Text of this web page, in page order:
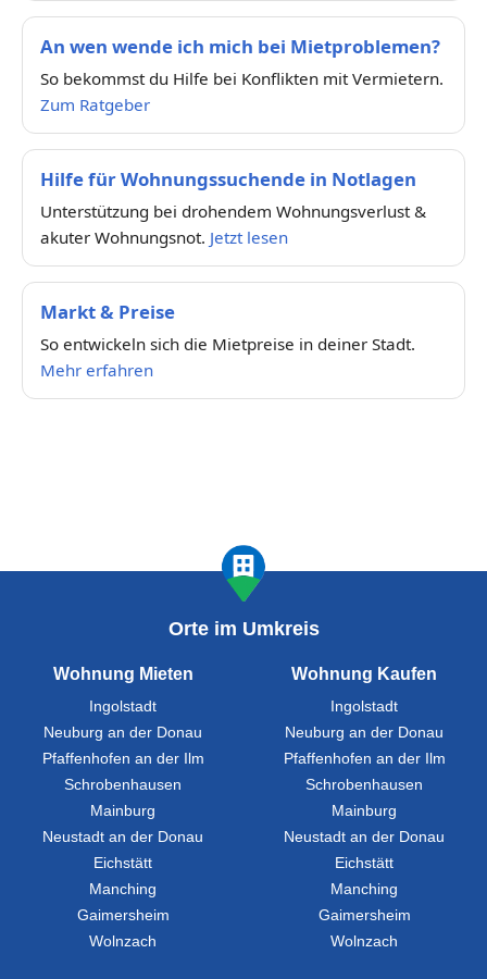
An wen wende ich mich bei Mietproblemen?
So bekommst du Hilfe bei Konflikten mit Vermietern.
Zum Ratgeber
Hilfe für Wohnungssuchende in Notlagen
Unterstützung bei drohendem Wohnungsverlust &
akuter Wohnungsnot. Jetzt lesen
Markt & Preise
So entwickeln sich die Mietpreise in deiner Stadt.
Mehr erfahren
Orte im Umkreis
Wohnung Mieten
Ingolstadt
Neuburg an der Donau
Pfaffenhofen an der Ilm
Schrobenhausen
Mainburg
Neustadt an der Donau
Eichstätt
Manching
Gaimersheim
Wolnzach
Wohnung Kaufen
Ingolstadt
Neuburg an der Donau
Pfaffenhofen an der Ilm
Schrobenhausen
Mainburg
Neustadt an der Donau
Eichstätt
Manching
Gaimersheim
Wolnzach